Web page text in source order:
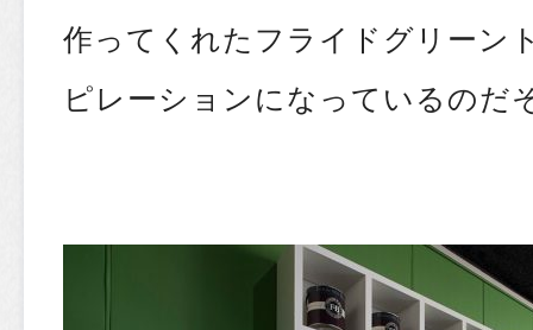
作ってくれたフライドグリーン
ピレーションになっているのだ